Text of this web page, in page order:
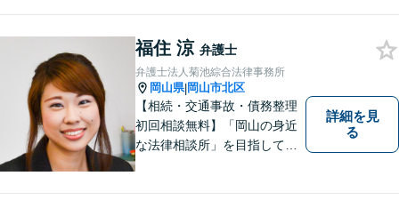
い！
福住 涼 弁護士
弁護士法人菊池綜合法律事務所
岡山県|岡山市北区
【相続・交通事故・債務整理
初回相談無料】「岡山の身近
な法律相談所」を目指してい
詳細を見
る